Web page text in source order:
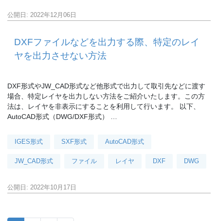
公開日: 2022年12月06日
DXFファイルなどを出力する際、特定のレイ
ヤを出力させない方法
DXF形式やJW_CAD形式など他形式で出力して取引先などに渡す
場合、特定レイヤを出力しない方法をご紹介いたします。この方
法は、レイヤを非表示にすることを利用して行います。 以下、
AutoCAD形式（DWG/DXF形式） …
IGES形式 SXF形式 AutoCAD形式
JW_CAD形式 ファイル レイヤ DXF DWG
公開日: 2022年10月17日